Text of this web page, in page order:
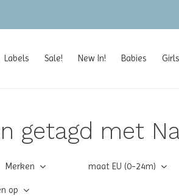
Labels Sale! New In! Babies Girls
getagd met
Merken maat EU (0-24m)
op